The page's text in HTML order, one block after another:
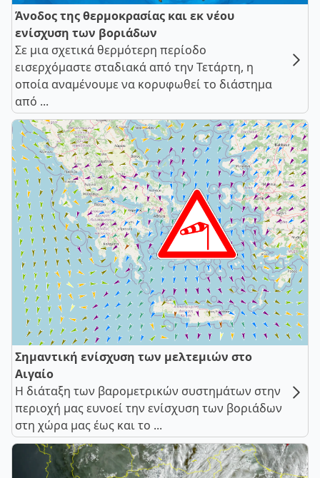
Άνοδος της θερμοκρασίας και εκ νέου
ενίσχυση των βοριάδων
Σε μια σχετικά θερμότερη περίοδο
εισερχόμαστε σταδιακά από την Τετάρτη, η
οποία αναμένουμε να κορυφωθεί το διάστημα
από ...
Σημαντική ενίσχυση των μελτεμιών στο
Αιγαίο
Η διάταξη των βαρομετρικών συστημάτων στην
περιοχή μας ευνοεί την ενίσχυση των βοριάδων
στη χώρα μας έως και το ...